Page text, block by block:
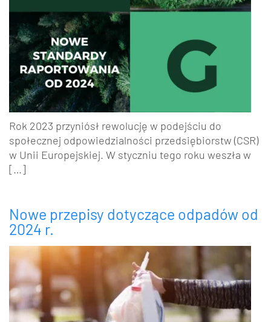
Rok 2023 przyniósł rewolucję w podejściu do
społecznej odpowiedzialności przedsiębiorstw (CSR)
w Unii Europejskiej. W styczniu tego roku weszła w
[…]
Nowe przepisy dotyczące odpadów od
2024 r.